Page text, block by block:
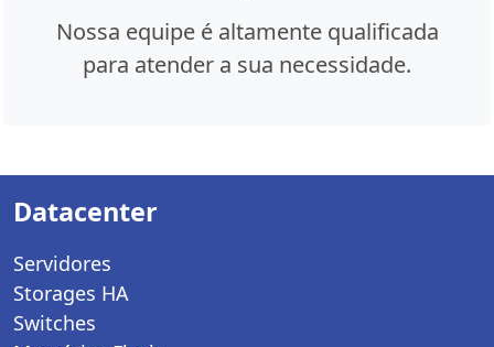
Nossa equipe é altamente qualificada
para atender a sua necessidade.
Datacenter
Servidores
Storages HA
Switches